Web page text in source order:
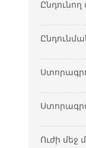
Ընդունող
Ուժի մեջ